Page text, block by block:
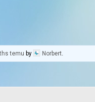
temu by Norbert.